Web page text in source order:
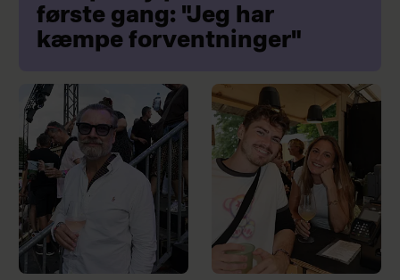
første gang: "Jeg har
kæmpe forventninger"